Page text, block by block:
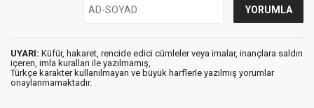
UYARI: Küfür, hakaret, rencide edici cümleler veya imalar, inançlara saldırı
içeren, imla kuralları ile yazılmamış,
Türkçe karakter kullanılmayan ve büyük harflerle yazılmış yorumlar
onaylanmamaktadır.